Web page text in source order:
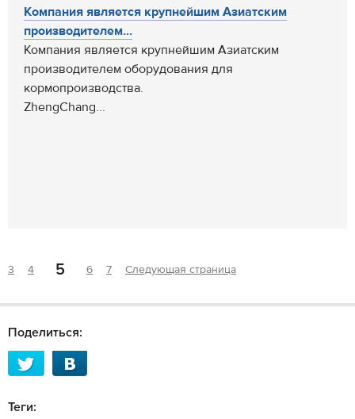
Компания является крупнейшим Азиатским
производителем...
Компания является крупнейшим Азиатским
производителем оборудования для
кормопроизводства.
ZhengChang...
3 4 5 6 7 Следующая страница
Поделиться:
Теги: